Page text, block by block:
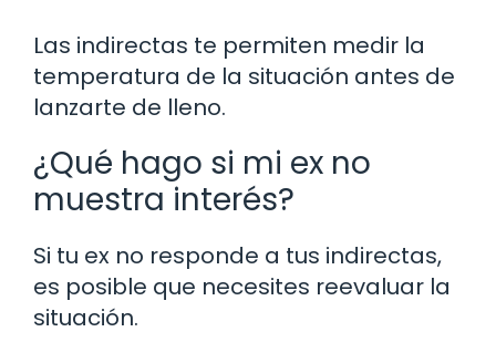
Las indirectas te permiten medir la
temperatura de la situación antes de
lanzarte de lleno.
¿Qué hago si mi ex no
muestra interés?
Si tu ex no responde a tus indirectas,
es posible que necesites reevaluar la
situación.